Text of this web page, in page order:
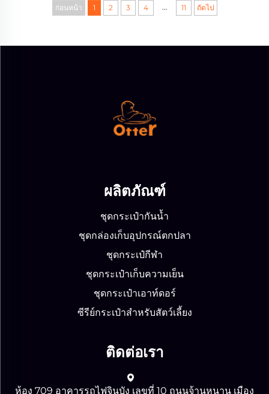
ก่อนหน้า 1 2 3 4 ... 11 ถัดไป
ผลิตภัณฑ์
ชุดกระเป๋ากันน้ำ
ชุดกล่องเก็บอุปกรณ์ตกปลา
ชุดกระเป๋กีฬา
ชุดกระเป๋าเก็บความเย็น
ชุดกระเป๋าเอาท์ดอร์
ซีรีย์กระเป๋าสำหรับสัตว์เลี้ยง
ติดต่อเรา
ห้อง 709 อาคารรถไฟจินบัง เลขที่ 10 ถนนจ้านหนาน เมือง